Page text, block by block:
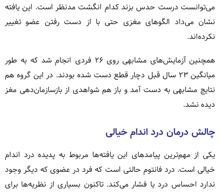
می‌توانست درست حدس بزند کدام انگشت مدنظر است. این یافته
نشان می‌داد الگوهای مغزی حتی با از دست رفتن عضو تغییر
نکرده‌اند.
همچنین آزمایش‌های مشابهی روی ۲۶ فردی انجام شد که به طور
میانگین ۲۳ سال قبل دچار قطع دست شده بودند. در این گروه هم
نتایج مشابهی به دست آمد و باز هم شواهدی از بازسازمان‌دهی مغز
دیده نشد.
چالش درمان درد اندام خیالی
یکی از مهم‌ترین پیامدهای این یافته‌ها مربوط به پدیده درد اندام
خیالی است. درد فانتوم حالتی است که فرد در عضوی که دیگر وجود
ندارد احساس درد یا فشار می‌کند. تاکنون بسیاری از نظریه‌ها برای